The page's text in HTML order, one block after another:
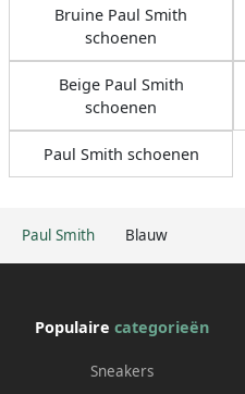
Paul Smith Blauw
Bruine Paul Smith
schoenen
Beige Paul Smith
schoenen
Paul Smith schoenen
Populaire categorieën
Sneakers